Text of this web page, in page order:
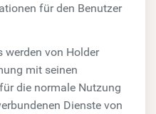
für den Benutzer
werden von Holder
mit seinen
die normale Nutzung
Dienste von